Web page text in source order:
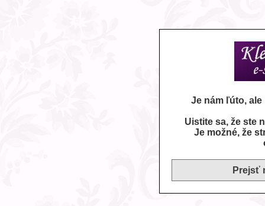
Je nám ľúto,
Uistite sa, že ste
Je možné, že
Prejsť